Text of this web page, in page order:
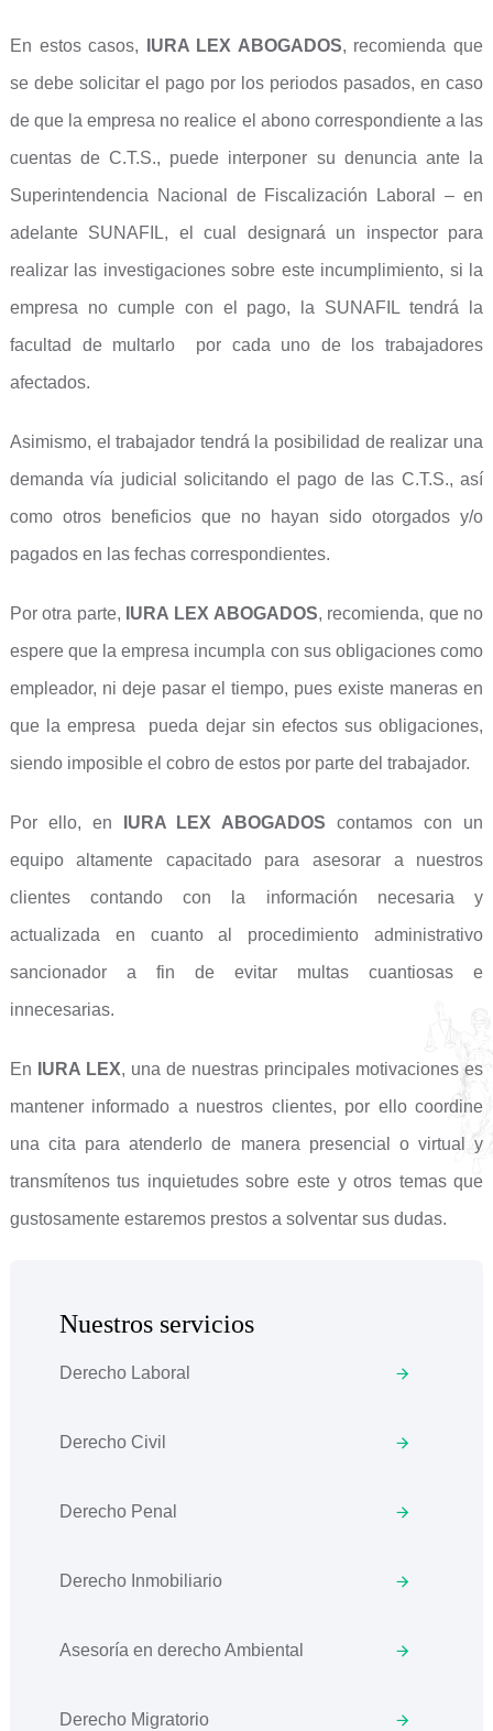
En estos casos, IURA LEX ABOGADOS, recomienda que
se debe solicitar el pago por los periodos pasados, en caso
de que la empresa no realice el abono correspondiente a las
cuentas de C.T.S., puede interponer su denuncia ante la
Superintendencia Nacional de Fiscalización Laboral – en
adelante SUNAFIL, el cual designará un inspector para
realizar las investigaciones sobre este incumplimiento, si la
empresa no cumple con el pago, la SUNAFIL tendrá la
facultad de multarlo por cada uno de los trabajadores
afectados.
Asimismo, el trabajador tendrá la posibilidad de realizar una
demanda vía judicial solicitando el pago de las C.T.S., así
como otros beneficios que no hayan sido otorgados y/o
pagados en las fechas correspondientes.
Por otra parte, IURA LEX ABOGADOS, recomienda, que no
espere que la empresa incumpla con sus obligaciones como
empleador, ni deje pasar el tiempo, pues existe maneras en
que la empresa pueda dejar sin efectos sus obligaciones,
siendo imposible el cobro de estos por parte del trabajador.
Por ello, en IURA LEX ABOGADOS contamos con un
equipo altamente capacitado para asesorar a nuestros
clientes contando con la información necesaria y
actualizada en cuanto al procedimiento administrativo
sancionador a fin de evitar multas cuantiosas e
innecesarias.
En IURA LEX, una de nuestras principales motivaciones es
mantener informado a nuestros clientes, por ello coordine
una cita para atenderlo de manera presencial o virtual y
transmítenos tus inquietudes sobre este y otros temas que
gustosamente estaremos prestos a solventar sus dudas.
Nuestros servicios
Derecho Laboral
Derecho Civil
Derecho Penal
Derecho Inmobiliario
Asesoría en derecho Ambiental
Derecho Migratorio